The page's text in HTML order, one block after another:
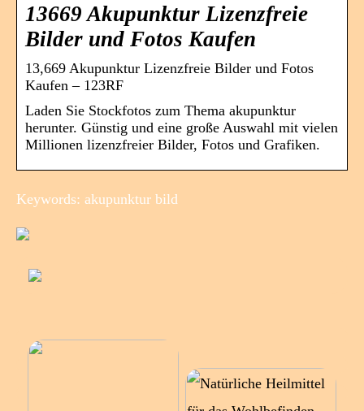
13669 Akupunktur Lizenzfreie
Bilder und Fotos Kaufen
13,669 Akupunktur Lizenzfreie Bilder und Fotos
Kaufen – 123RF
Laden Sie Stockfotos zum Thema akupunktur
herunter. Günstig und eine große Auswahl mit vielen
Millionen lizenzfreier Bilder, Fotos und Grafiken.
Keywords: akupunktur bild